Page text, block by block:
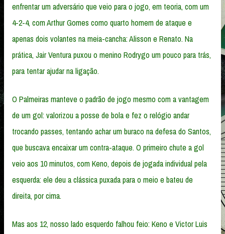
enfrentar um adversário que veio para o jogo, em teoria, com um
4-2-4, com Arthur Gomes como quarto homem de ataque e
apenas dois volantes na meia-cancha: Alisson e Renato. Na
prática, Jair Ventura puxou o menino Rodrygo um pouco para trás,
para tentar ajudar na ligação.
O Palmeiras manteve o padrão de jogo mesmo com a vantagem
de um gol: valorizou a posse de bola e fez o relógio andar
trocando passes, tentando achar um buraco na defesa do Santos,
que buscava encaixar um contra-ataque. O primeiro chute a gol
veio aos 10 minutos, com Keno, depois de jogada individual pela
esquerda: ele deu a clássica puxada para o meio e bateu de
direita, por cima.
Mas aos 12, nosso lado esquerdo falhou feio: Keno e Victor Luis